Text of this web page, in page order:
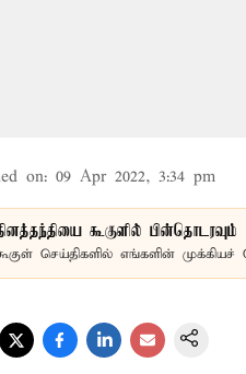
on: 09 Apr 2022, 3:34 pm
கூகுளில் பின்தொடரவும்
செய்திகளில் எங்களின்